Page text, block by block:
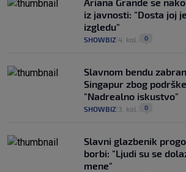
iz javnosti: "Dosta joj
izgledu"
SHOWBIZ 4. kol. 0
Slavnom bendu
Singapur zbog
"Nadrealno iskustvo"
SHOWBIZ 3. kol. 0
Slavni glazbenik
borbi: "Ljudi su se
mene"